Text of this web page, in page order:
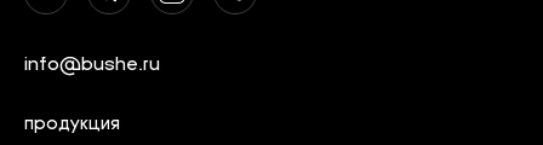
продукция
info@bushe.ru